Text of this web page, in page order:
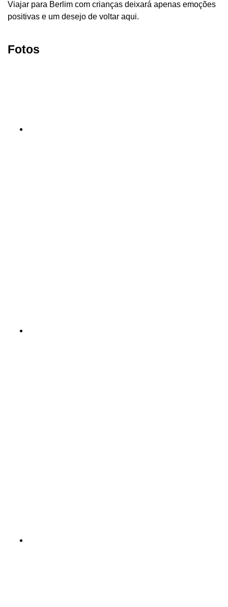
Viajar para Berlim com crianças deixará apenas emoções
positivas e um desejo de voltar aqui.
Fotos